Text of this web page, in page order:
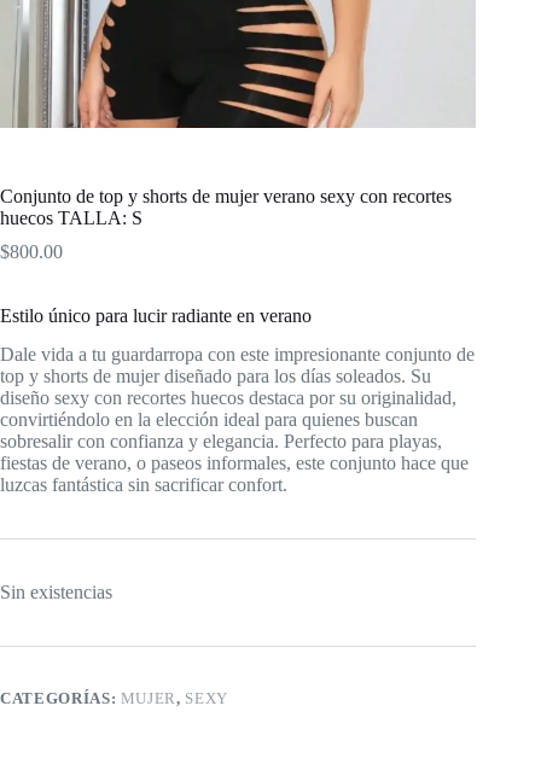
Conjunto de top y shorts de mujer verano sexy con recortes
huecos TALLA: S
$800.00
Estilo único para lucir radiante en verano
Dale vida a tu guardarropa con este impresionante conjunto de
top y shorts de mujer diseñado para los días soleados. Su
diseño sexy con recortes huecos destaca por su originalidad,
convirtiéndolo en la elección ideal para quienes buscan
sobresalir con confianza y elegancia. Perfecto para playas,
fiestas de verano, o paseos informales, este conjunto hace que
luzcas fantástica sin sacrificar confort.
Sin existencias
CATEGORÍAS: MUJER, SEXY